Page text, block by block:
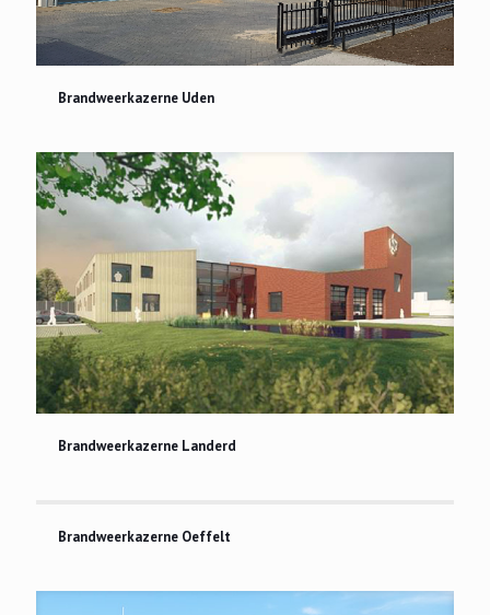
Brandweerkazerne Uden
Brandweerkazerne Uden
Brandweerkazerne Landerd
Brandweerkazerne Landerd
Brandweerkazerne Oeffelt
Brandweerkazerne Oeffelt